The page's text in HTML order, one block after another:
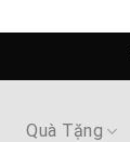
Quà Tặng